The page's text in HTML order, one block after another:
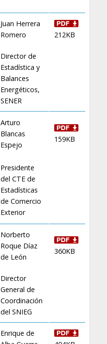
Juan Herrera
Romero
212KB
Director de
Estadística y
Balances
Energéticos,
SENER
Arturo
Blancas
Espejo
159KB
Presidente
del CTE de
Estadísticas
de Comercio
Exterior
Norberto
Roque Díaz
de León
360KB
Director
General de
Coordinación
del SNIEG
Enrique de